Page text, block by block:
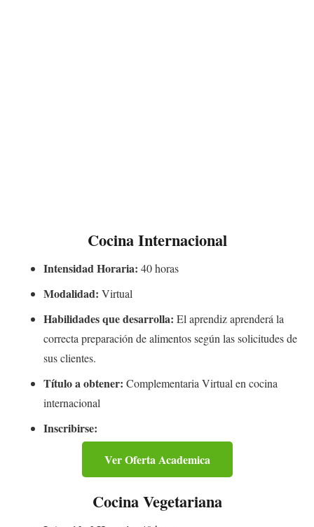
Cocina Internacional
Intensidad Horaria: 40 horas
Modalidad: Virtual
Habilidades que desarrolla: El aprendiz aprenderá la
correcta preparación de alimentos según las solicitudes de
sus clientes.
Título a obtener: Complementaria Virtual en cocina
internacional
Inscribirse:
Ver Oferta Academica
Cocina Vegetariana